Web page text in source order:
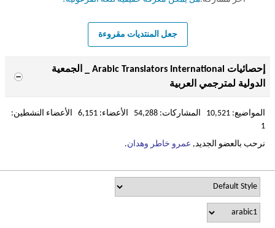
جعل المنتديات مقروءة
إحصائيات Arabic Translators International _ الجمعية
الدولية لمترجمي العربية
المواضيع: 10,521 المشاركات: 54,288 الأعضاء: 6,151 الأعضاء النشطين:
1
نرحب بالعضو الجديد, عمرو خاطر وهدان.